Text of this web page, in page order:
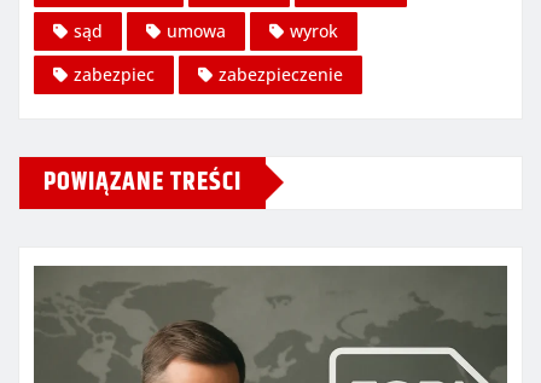
sąd
umowa
wyrok
zabezpiec
zabezpieczenie
POWIĄZANE TREŚCI